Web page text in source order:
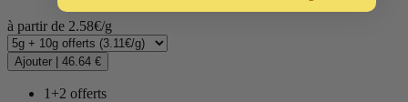
à partir de 2.58€/g
Ajouter 46.64 €
1+2 offerts